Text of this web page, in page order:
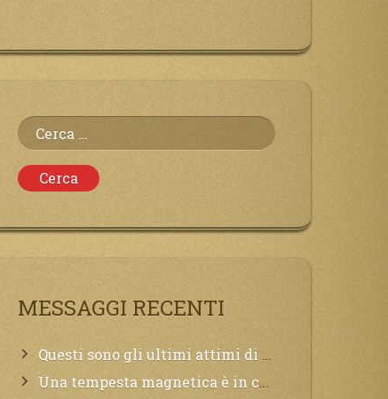
Ricerca
per:
MESSAGGI RECENTI
Questi sono gli ultimi attimi di vita, chi si vuole salvare Mi chiami in suo aiuto.
Una tempesta magnetica è in corso, questa generazione patirà. Il black out non tarderà ad arrivare e tutta la Terra sarà oscurata.